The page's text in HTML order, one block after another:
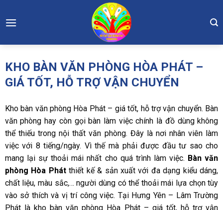
to
KHO BÀN VĂN PHÒNG HÒA PHÁT –
GIÁ TỐT, HỖ TRỢ VẬN CHUYỂN
Kho bàn văn phòng Hòa Phát – giá tốt, hỗ trợ vận chuyển. Bàn
văn phòng hay còn gọi bàn làm việcchính là đồ dùng không
thể thiếu trong nội thất văn phòng. Đây là nơi nhân viên làm
việc với 8 tiếng/ngày. Vì thế mà phải được đầu tư sao cho
mang lại sự thoải mái nhất cho quá trình làm việc. Bàn văn
phòng Hòa Phátthiết kế & sản xuất với đa dạng kiểu dáng,
chất liệu, màu sắc,… người dùng có thể thoải mái lựa chọn tùy
vào sở thích và vị trí công việc. Tại Hưng Yên – Lâm Trường
Phát là kho bàn văn phòng Hòa Phát – giá tốt, hỗ trợ vận